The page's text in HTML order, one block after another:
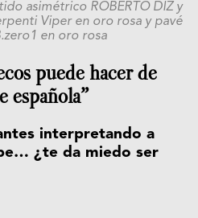
asimétrico ROBERTO DIZ y
Viper en oro rosa y pavé
en oro rosa
puede hacer de
española”
interpretando a
¿te da miedo ser